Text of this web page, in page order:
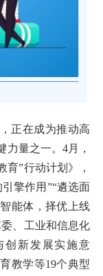
正在成为推动高
量之一。4月，
育”行动计划 》，
擎作用”“遴选面
能体，择优上线
、工业和信息化
创新发展实施意
教学等19个典型